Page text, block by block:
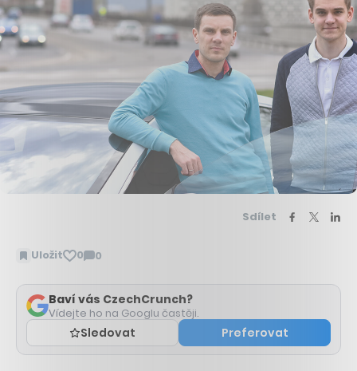
Sdílet
Uložit 0 0
Zobrazit
Baví vás CzechCrunch?
Vídejte ho na Googlu častěji.
Sledovat Preferovat